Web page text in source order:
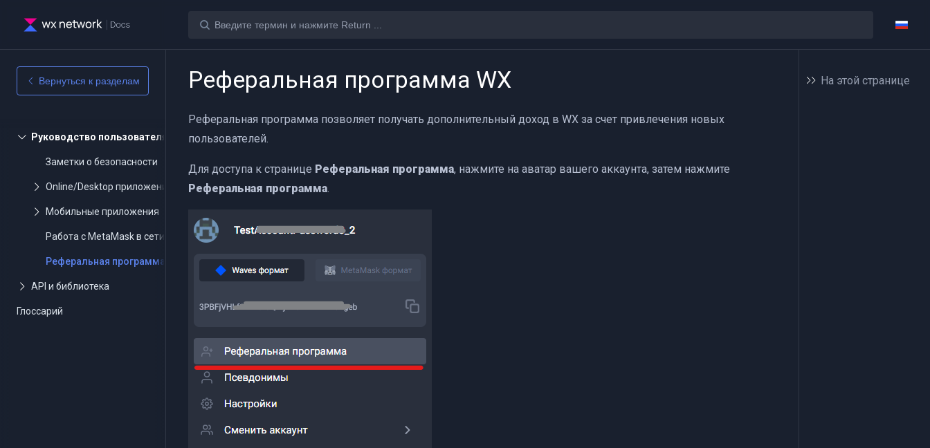
Вернуться к разделам
Заметки о безопасности
Работа с MetaMask в сети Waves
Реферальная программа WX
Глоссарий
На этой странице
Реферальная программа WX
Реферальная программа позволяет получать дополнительный доход в WX за счет привлечения новых
пользователей.
Для доступа к странице Реферальная программа, нажмите на аватар вашего аккаунта, затем нажмите
Реферальная программа.